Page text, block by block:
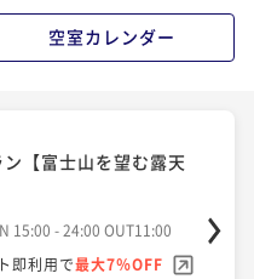
2名 ¥ 53,902 ~
ペシャル－
15:00 - 24:00 OUT11:00
¥62,760~
2名 ¥ 58,366 ~
空室カレンダー
【富士山を望む露天
15:00 - 24:00 OUT11:00
即利用で最大7％OFF